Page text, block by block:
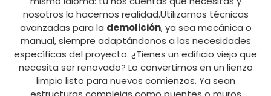
nosotros lo hacemos realidad.Utilizamos técnicas
avanzadas para la demolición, ya sea mecánica o
manual, siempre adaptándonos a las necesidades
específicas del proyecto. ¿Tienes un edificio viejo que
necesita ser renovado? Lo convertimos en un lienzo
limpio listo para nuevos comienzos. Ya sean